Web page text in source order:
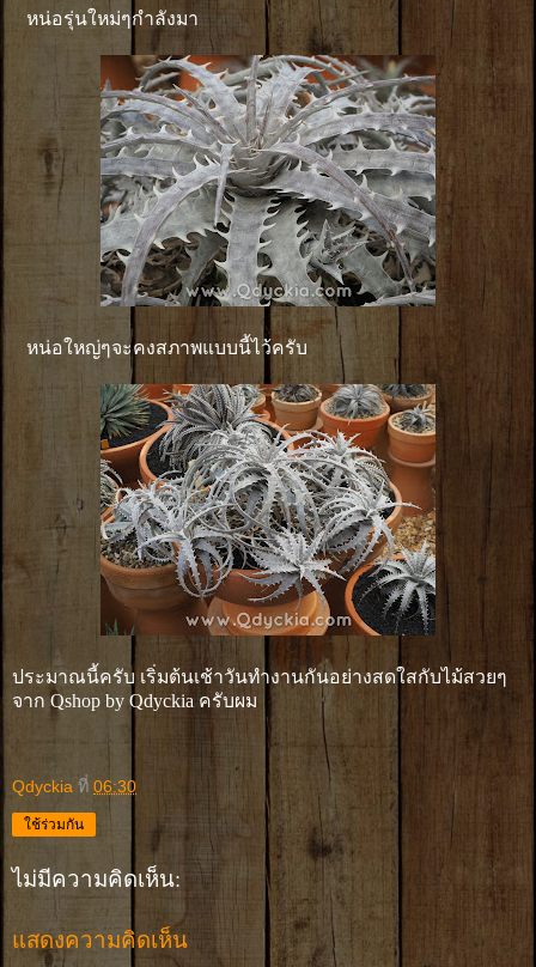
หน่อรุ่นใหม่ๆกำลังมา
หน่อใหญ่ๆจะคงสภาพแบบนี้ไว้ครับ
ประมาณนี้ครับ เริ่มต้นเช้าวันทำงานกันอย่างสดใสกับไม้สวยๆ
จาก Qshop by Qdyckia ครับผม
Qdyckia ที่ 06:30
ใช้ร่วมกัน
ไม่มีความคิดเห็น:
แสดงความคิดเห็น